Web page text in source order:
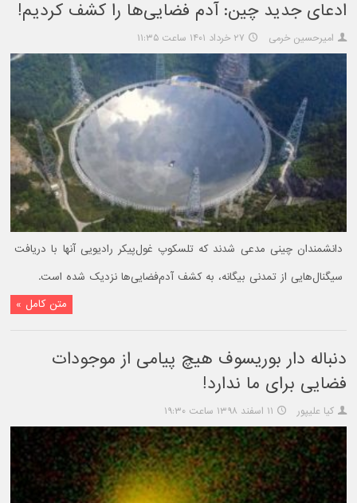
ادعای جدید چین: آدم فضایی‌ها را کشف کردیم!
امیرحسین خرمی ۲۷ خرداد ۱۴۰۱ ساعت ۱۱:۳۵
دانشمندان چینی مدعی شدند که تلسکوپ غول‌پیکر رادیویی آنها با دریافت
سیگنال‌‌هایی از تمدنی بیگانه، به کشف آدم‌فضایی‌ها نزدیک شده‌ است.
متن کامل »
دنباله دار بوریسوف هیچ پیامی از موجودات
فضایی برای ما ندارد!
کیا علیپور ۱۱ اسفند ۱۳۹۸ ساعت ۱۹:۳۰